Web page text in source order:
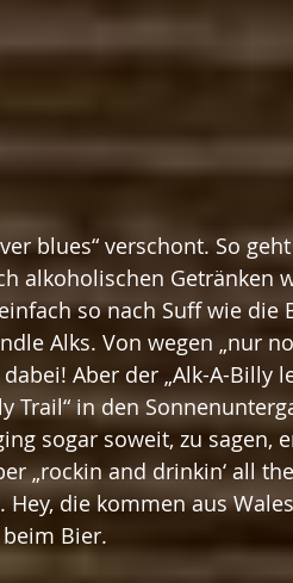
alkoholischen Getränken
so nach Suff wie die
Alks. Von wegen „nur
dabei! Aber der „Alk-A-
Trail“ in den
sogar soweit, zu sagen,
„rockin and drinkin‘ all
Hey, die kommen aus
Bier.